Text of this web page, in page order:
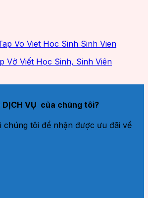
Vở Viết Học Sinh, Sinh Viên
DỊCH VỤ của chúng tôi?
chúng tôi để nhận được ưu đãi về